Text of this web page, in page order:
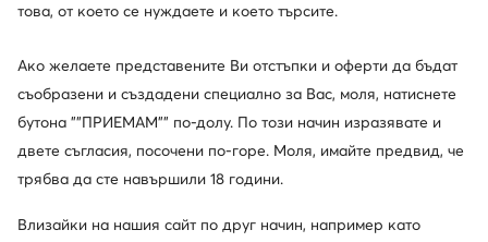
Beverly Hills Polo Club
Jenny Fairy
това, от което се нуждаете и което търсите.
Ако желаете представените Ви отстъпки и оферти да бъдат
съобразени и създадени специално за Вас, моля, натиснете
бутона ""ПРИЕМАМ"" по-долу. По този начин изразявате и
двете съгласия, посочени по-горе. Моля, имайте предвид, че
трябва да сте навършили 18 години.
Влизайки на нашия сайт по друг начин, например като